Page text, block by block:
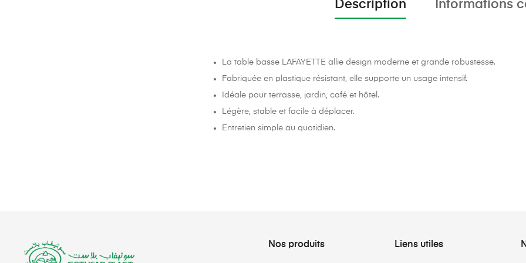
Description Informations
La table basse LAFAYETTE allie design moderne et grande robustesse.
Fabriquée en plastique résistant, elle supporte un usage intensif.
Idéale pour terrasse, jardin, café et hôtel.
Légère, stable et facile à déplacer.
Entretien simple au quotidien.
Nos produits Liens utiles